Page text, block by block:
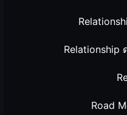
Relationship
Road